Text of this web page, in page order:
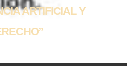
ARTIFICIAL Y